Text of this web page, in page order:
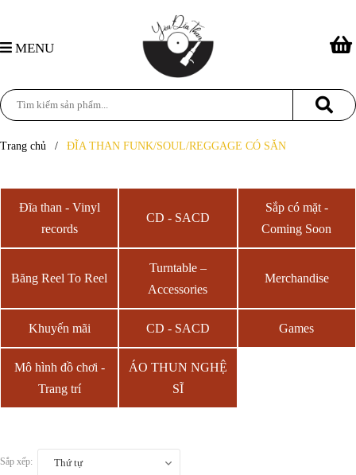
MENU
Trang chủ / ĐĨA THAN FUNK/SOUL/REGGAGE CÓ SĂN
Đĩa than - Vinyl
records
CD - SACD
Sắp có mặt -
Coming Soon
Băng Reel To Reel
Turntable –
Accessories
Merchandise
Khuyến mãi CD - SACD Games
Mô hình đồ chơi -
Trang trí
ÁO THUN NGHỆ
SĨ
Sắp xếp: Thứ tự